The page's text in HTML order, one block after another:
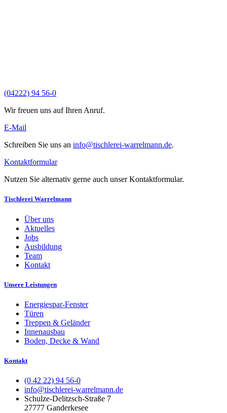
(04222) 94 56-0
Wir freuen uns auf Ihren Anruf.
E-Mail
Schreiben Sie uns an info@tischlerei-warrelmann.de.
Kontaktformular
Nutzen Sie alternativ gerne auch unser Kontaktformular.
Tischlerei Warrelmann
Über uns
Aktuelles
Jobs
Ausbildung
Team
Kontakt
Unsere Leistungen
Energiespar-Fenster
Türen
Treppen & Geländer
Innenausbau
Boden, Decke & Wand
Kontakt
(0 42 22) 94 56-0
info@tischlerei-warrelmann.de
Schulze-Delitzsch-Straße 7
27777 Ganderkesee